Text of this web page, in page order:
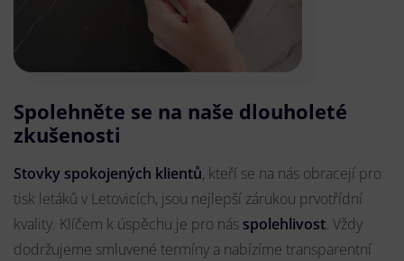
Spolehněte se na naše dlouholeté
zkušenosti
Stovky spokojených klientů, kteří se na nás obracejí pro
tisk letáků v Letovicích, jsou nejlepší zárukou prvotřídní
kvality. Klíčem k úspěchu je pro nás spolehlivost. Vždy
dodržujeme smluvené termíny a nabízíme transparentní